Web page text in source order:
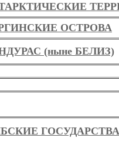
ОСТРОВА
(ныне БЕЛИЗ)
ГОСУДАРСТВА